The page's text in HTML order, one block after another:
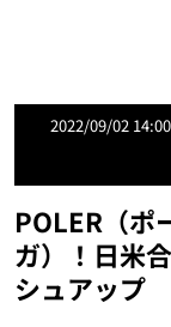
2022/09/02 14:00
POLER（ポ
ガ）！日米
シュアップ